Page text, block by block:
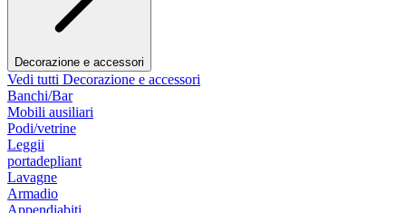
Decorazione e accessori
Vedi tutti Decorazione e accessori
Banchi/Bar
Mobili ausiliari
Podi/vetrine
Leggii
portadepliant
Lavagne
Armadio